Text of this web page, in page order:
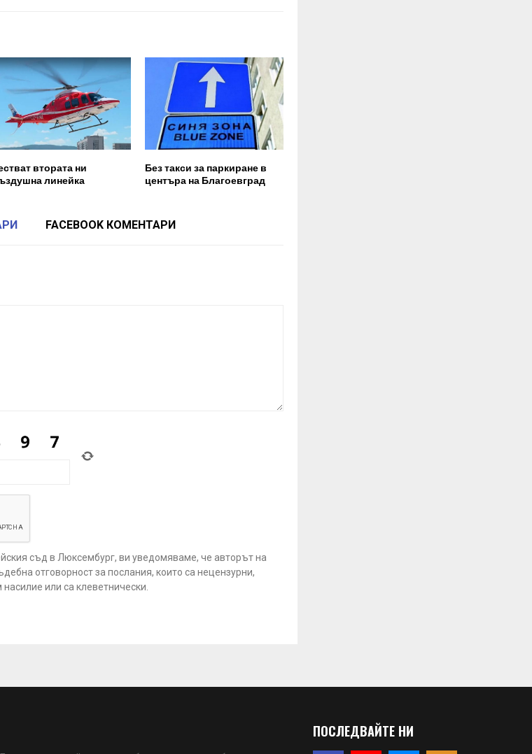
втората ни
линейка
Без такси за паркиране в
центъра на Благоевград
FACEBOOK КОМЕНТАРИ
съд в Люксембург, ви уведомяваме, че авторът на
отговорност за послания, които са нецензурни,
или са клеветнически.
ПОСЛЕДВАЙТЕ НИ